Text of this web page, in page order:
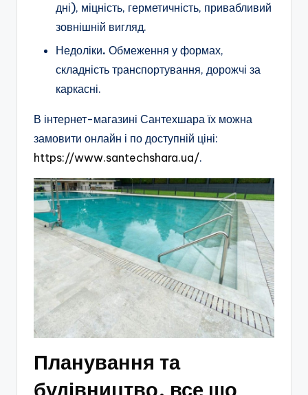
дні), міцність, герметичність, привабливий
зовнішній вигляд.
Недоліки. Обмеження у формах,
складність транспортування, дорожчі за
каркасні.
В інтернет-магазині Сантехшара їх можна
замовити онлайн і по доступній ціні:
https://www.santechshara.ua/.
Планування та
будівництво, все що